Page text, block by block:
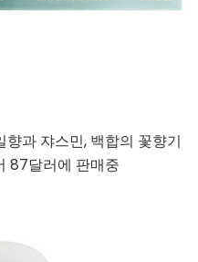
과 쟈스민, 백합의 꽃향기
87달러에 판매중